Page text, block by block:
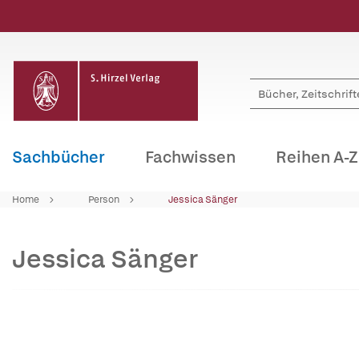
Sachbücher Fachwissen Reihen A-Z
Home Person Jessica Sänger
Jessica Sänger